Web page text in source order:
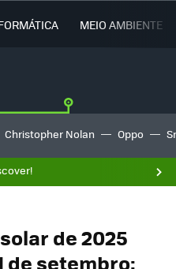
MEIO AMBIENTE
Christopher Nolan Oppo
de 2025
de setembro: